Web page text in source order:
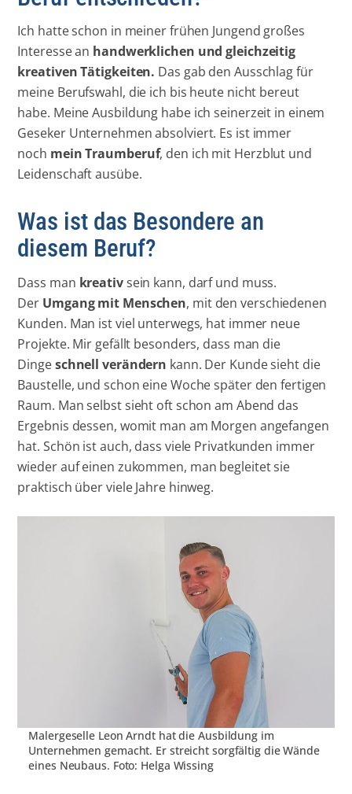
Ich hatte schon in meiner frühen Jungend großes
Interesse an handwerklichen und gleichzeitig
kreativen Tätigkeiten. Das gab den Ausschlag für
meine Berufswahl, die ich bis heute nicht bereut
habe. Meine Ausbildung habe ich seinerzeit in einem
Geseker Unternehmen absolviert. Es ist immer
noch mein Traumberuf, den ich mit Herzblut und
Leidenschaft ausübe.
Was ist das Besondere an
diesem Beruf?
Dass man kreativsein kann, darf und muss.
Der Umgang mit Menschen, mit den verschiedenen
Kunden. Man ist viel unterwegs, hat immer neue
Projekte. Mir gefällt besonders, dass man die
Dingeschnell verändern kann. Der Kunde sieht die
Baustelle, und schon eine Woche später den fertigen
Raum. Man selbst sieht oft schon am Abend das
Ergebnis dessen, womit man am Morgen angefangen
hat. Schön ist auch, dass viele Privatkunden immer
wieder auf einen zukommen, man begleitet sie
praktisch über viele Jahre hinweg.
Malergeselle Leon Arndt hat die Ausbildung im
Unternehmen gemacht. Er streicht sorgfältig die Wände
eines Neubaus. Foto: Helga Wissing